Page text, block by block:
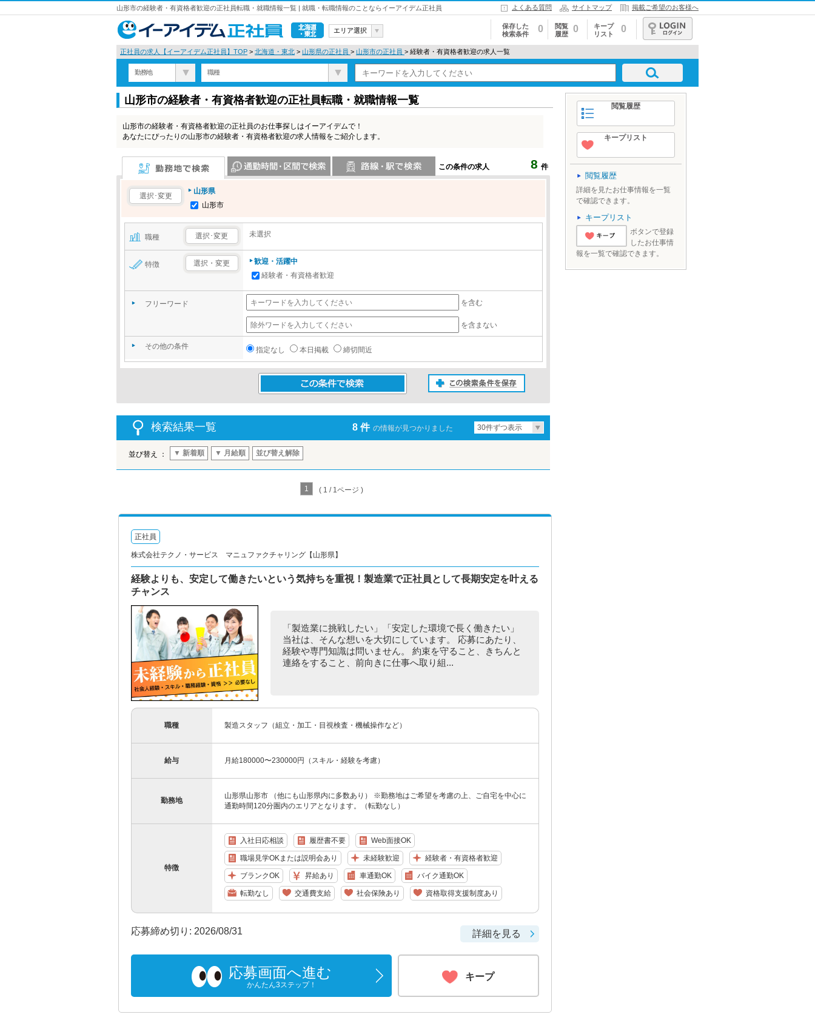
山形市の経験者・有資格者歓迎の正社員転職・就職情報一覧 | 就職・転職情報のことならイーアイデム正社員 よくある質問 サイトマップ 掲載ご希望のお客様へ
北海道・東
北
エリア選択
保存した
検索条件
0
閲覧
履歴
0
キープ
リスト
0
ログイン
正社員の求人【イーアイデム正社員】TOP > 北海道・東北 > 山形県の正社員 > 山形市の正社員 > 経験者・有資格者歓迎の求人一覧
勤務地 職種
山形市の経験者・有資格者歓迎の正社員転職・就職情報一覧
山形市の経験者・有資格者歓迎の正社員のお仕事探しはイーアイデムで！
あなたにぴったりの山形市の経験者・有資格者歓迎の求人情報をご紹介します。
この条件の求人 8 件
選択･変更
山形県
山形市
職種 選択･変更 未選択
特徴 選択・変更
歓迎・活躍中
経験者・有資格者歓迎
フリーワード を含む
を含まない
その他の条件 指定なし 本日掲載 締切間近
検索結果一覧 8 件 の情報が見つかりました 30件ずつ表示
並び替え ： ▼ 新着順 ▼ 月給順 並び替え解除
1 ( 1 / 1ページ )
正社員
株式会社テクノ・サービス マニュファクチャリング【山形県】
経験よりも、安定して働きたいという気持ちを重視！製造業で正社員として長期安定を叶える
チャンス
「製造業に挑戦したい」「安定した環境で長く働きたい」
当社は、そんな想いを大切にしています。 応募にあたり、
経験や専門知識は問いません。 約束を守ること、きちんと
連絡をすること、前向きに仕事へ取り組...
職種 製造スタッフ（組立・加工・目視検査・機械操作など）
給与 月給180000〜230000円（スキル・経験を考慮）
勤務地
山形県山形市 （他にも山形県内に多数あり） ※勤務地はご希望を考慮の上、ご自宅を中心に
通勤時間120分圏内のエリアとなります。（転勤なし）
特徴
入社日応相談 履歴書不要 Web面接OK
職場見学OKまたは説明会あり 未経験歓迎 経験者・有資格者歓迎
ブランクOK 昇給あり 車通勤OK バイク通勤OK
転勤なし 交通費支給 社会保険あり 資格取得支援制度あり
応募締め切り: 2026/08/31 詳細を見る
応募画面へ進む
かんたん3ステップ！
キープ
閲覧履歴
キープリスト
閲覧履歴
詳細を見たお仕事情報を一覧
で確認できます。
キープリスト
'とりあえずキ
ボタンで登録
したお仕事情
報を一覧で確認できます。